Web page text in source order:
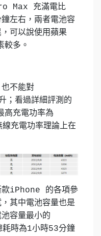
Max 充滿電比
右，兩者電池容
可以說使用蘋果
較多。
不能對
看過詳細評測的
充電功率為
充電功率理論上在
款iPhone 的各項參
其中電池容量也是
容量最小的
時為1小時53分鐘